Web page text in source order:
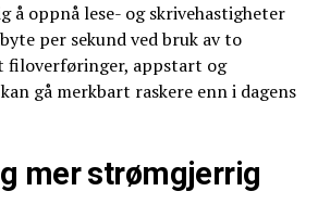
å oppnå lese- og skrivehastigheter
per sekund ved bruk av to
filoverføringer, appstart og
gå merkbart raskere enn i dagens
mer strømgjerrig